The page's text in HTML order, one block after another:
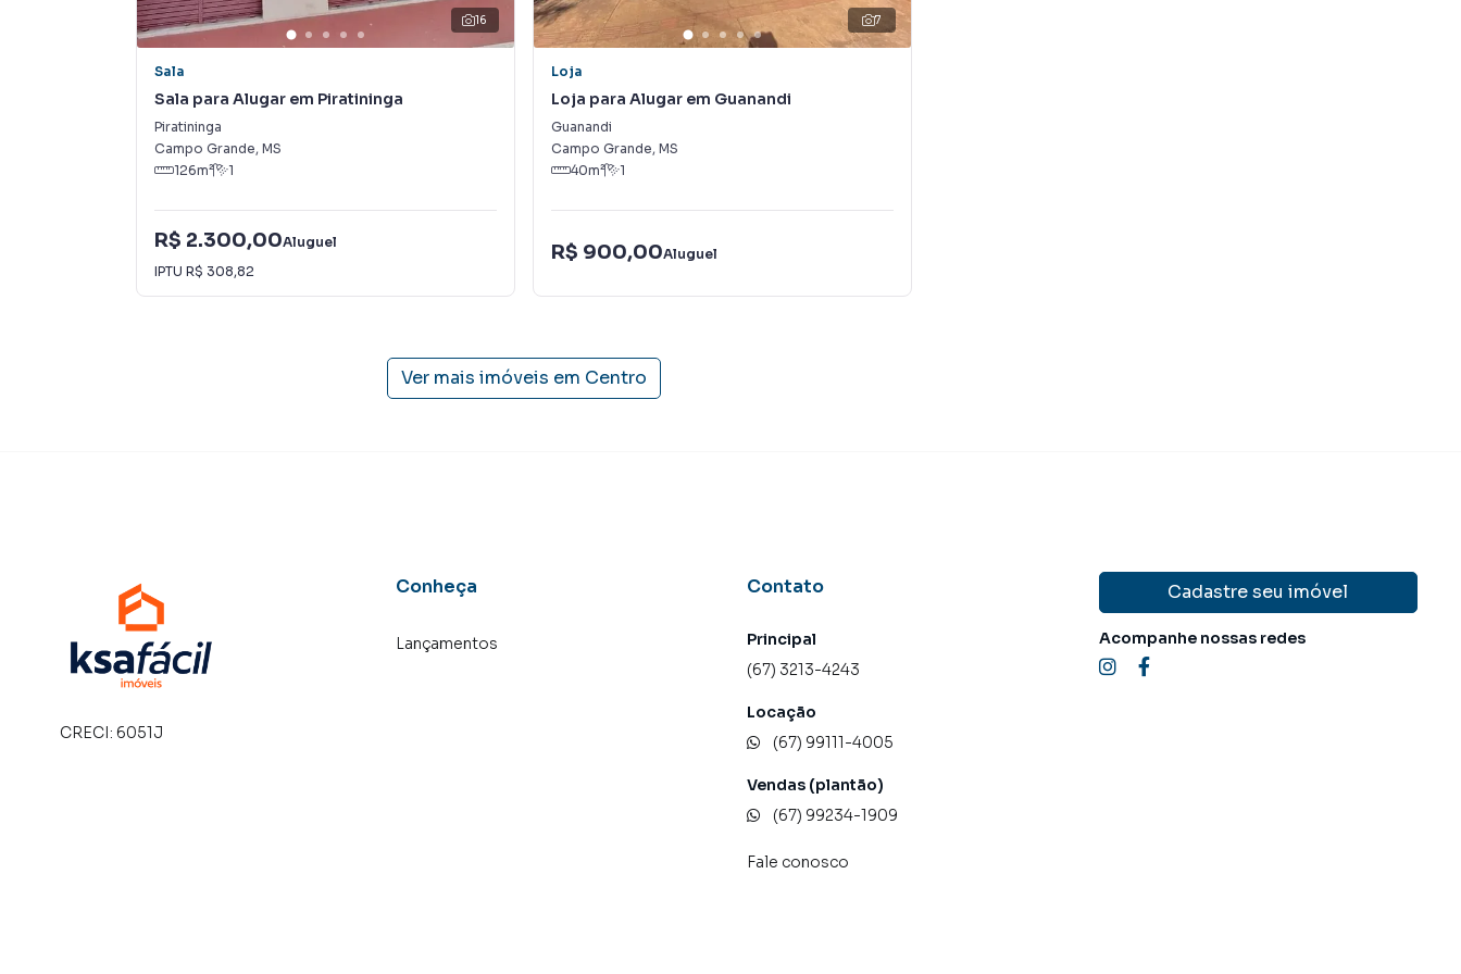
como consequência uma maior chance de vender ou alugar seu imóvel mais rápido. Contamos também
com um time de programadores, corretores treinados e uma central de atendimento preparada para
atender proprietários e inquilinos.
16
Sala
Sala para Alugar em Piratininga
Piratininga
Campo Grande, MS
126m² 1
R$ 2.300,00Aluguel
IPTU R$ 308,82
7
Loja
Loja para Alugar em Guanandi
Guanandi
Campo Grande, MS
40m² 1
R$ 900,00Aluguel
Ver mais imóveis em Centro
CRECI: 6051J
Conheça
Lançamentos
Contato
Principal
(67) 3213-4243
Locação
(67) 99111-4005
Vendas (plantão)
(67) 99234-1909
Fale conosco
Cadastre seu imóvel
Acompanhe nossas redes